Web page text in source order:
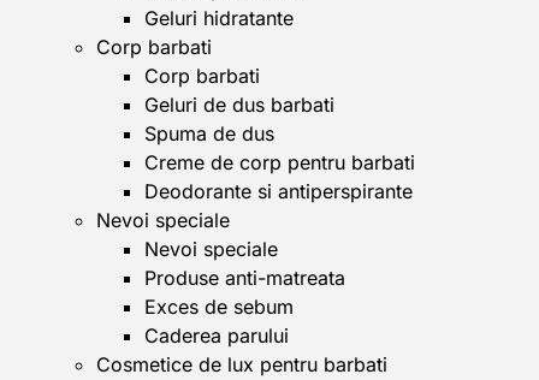
Geluri hidratante
Corp barbati
Corp barbati
Geluri de dus barbati
Spuma de dus
Creme de corp pentru barbati
Deodorante si antiperspirante
Nevoi speciale
Nevoi speciale
Produse anti-matreata
Exces de sebum
Caderea parului
Cosmetice de lux pentru barbati